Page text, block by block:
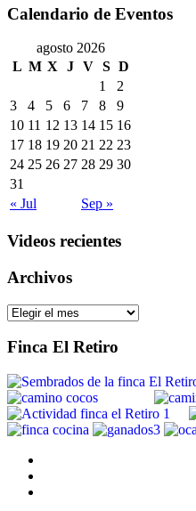
Calendario de Eventos
agosto 2026
L M X J V S D
1
2
3
4 5 6 7 8
9
10 11 12 13 14 15 16
17 18 19 20 21 22 23
24 25 26 27 28 29 30
31
« Jul
Sep »
Videos recientes
Archivos
Archivos
Finca El Retiro